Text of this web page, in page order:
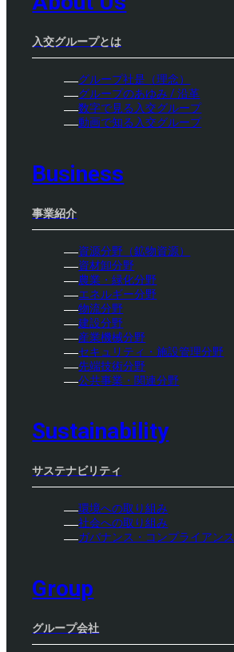
入交グループとは
グループ社是（理念）
グループのあゆみ / 沿革
数字で見る入交グループ
動画で知る入交グループ
Business
事業紹介
資源分野（鉱物資源）
資材卸分野
農業・緑化分野
エネルギー分野
物流分野
建設分野
産業機械分野
セキュリティ・施設管理分野
先端技術分野
公共事業・関連分野
Sustainability
サステナビリティ
環境への取り組み
社会への取り組み
ガバナンス・コンプライアンス
Group
グループ会社